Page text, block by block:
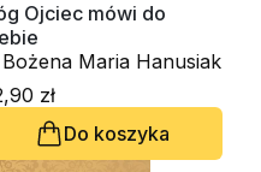
Ojciec mówi do
Maria Hanusiak
zł
Do koszyka